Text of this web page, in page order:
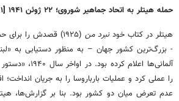
حمله هیتلر به اتحاد جماهیر شوروی؛ ۲۲ ژوئن ۱۹۴۱ [۱ تیر ۱۳۲۰]
هیتلر در کتاب خود نبرد من
(۱۹۲۵) قصدش را
- بزرگ‌ترین کشور جهان – به ‌منظور دستیابی به
را عملی کرد و عملیات بارباروسا را به جریان
عدم تعرض میان دو کشور بود. بنا بر گزارش‌ها،